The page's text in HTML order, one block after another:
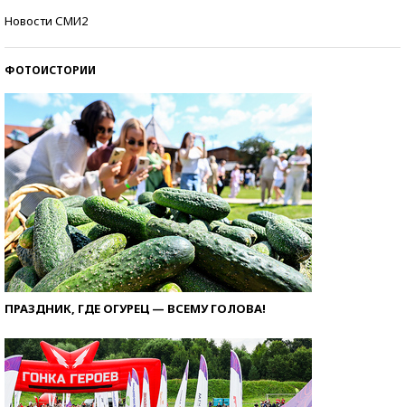
Новости СМИ2
ФОТОИСТОРИИ
ПРАЗДНИК, ГДЕ ОГУРЕЦ — ВСЕМУ ГОЛОВА!